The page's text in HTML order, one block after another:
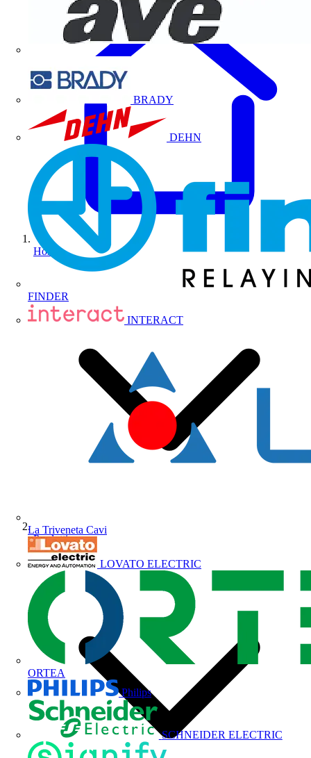
BRADY
DEHN
FINDER
INTERACT
La Triveneta Cavi
LOVATO ELECTRIC
ORTEA
Philips
SCHNEIDER ELECTRIC
Home
Prodotti